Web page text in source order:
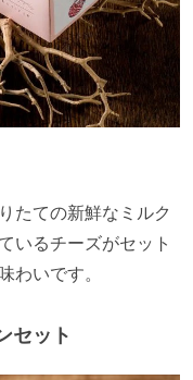
たての新鮮なミルク
いるチーズがセット
わいです。
セット